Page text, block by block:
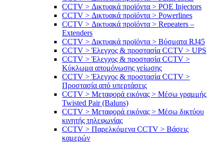
CCTV > Δικτυακά προϊόντα > POE Injectors
CCTV > Δικτυακά προϊόντα > Powerlines
CCTV > Δικτυακά προϊόντα > Repeaters –
Extenders
CCTV > Δικτυακά προϊόντα > Βύσματα RJ45
CCTV > Έλεγχος & προστασία CCTV > UPS
CCTV > Έλεγχος & προστασία CCTV >
Κύκλωμα απομόνωσης γείωσης
CCTV > Έλεγχος & προστασία CCTV >
Προστασία από υπερτάσεις
CCTV > Μεταφορά εικόνας > Μέσω γραμμής
Twisted Pair (Baluns)
CCTV > Μεταφορά εικόνας > Μέσω δικτύου
κινητής τηλεφωνίας
CCTV > Παρελκόμενα CCTV > Bάσεις
καμερών